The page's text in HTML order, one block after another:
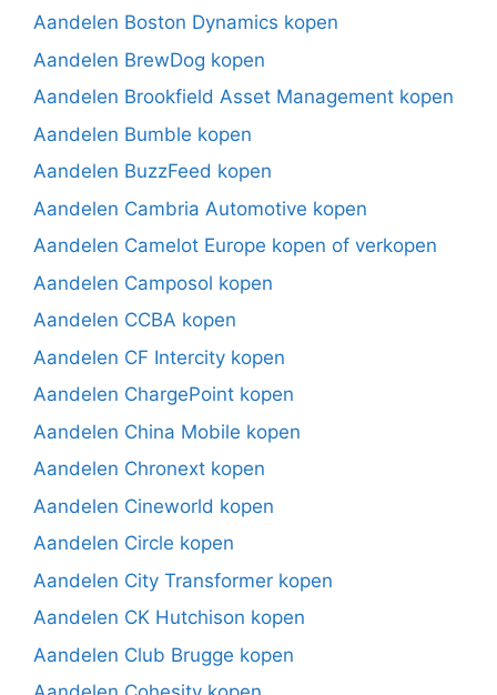
Aandelen Boston Dynamics kopen
Aandelen BrewDog kopen
Aandelen Brookfield Asset Management kopen
Aandelen Bumble kopen
Aandelen BuzzFeed kopen
Aandelen Cambria Automotive kopen
Aandelen Camelot Europe kopen of verkopen
Aandelen Camposol kopen
Aandelen CCBA kopen
Aandelen CF Intercity kopen
Aandelen ChargePoint kopen
Aandelen China Mobile kopen
Aandelen Chronext kopen
Aandelen Cineworld kopen
Aandelen Circle kopen
Aandelen City Transformer kopen
Aandelen CK Hutchison kopen
Aandelen Club Brugge kopen